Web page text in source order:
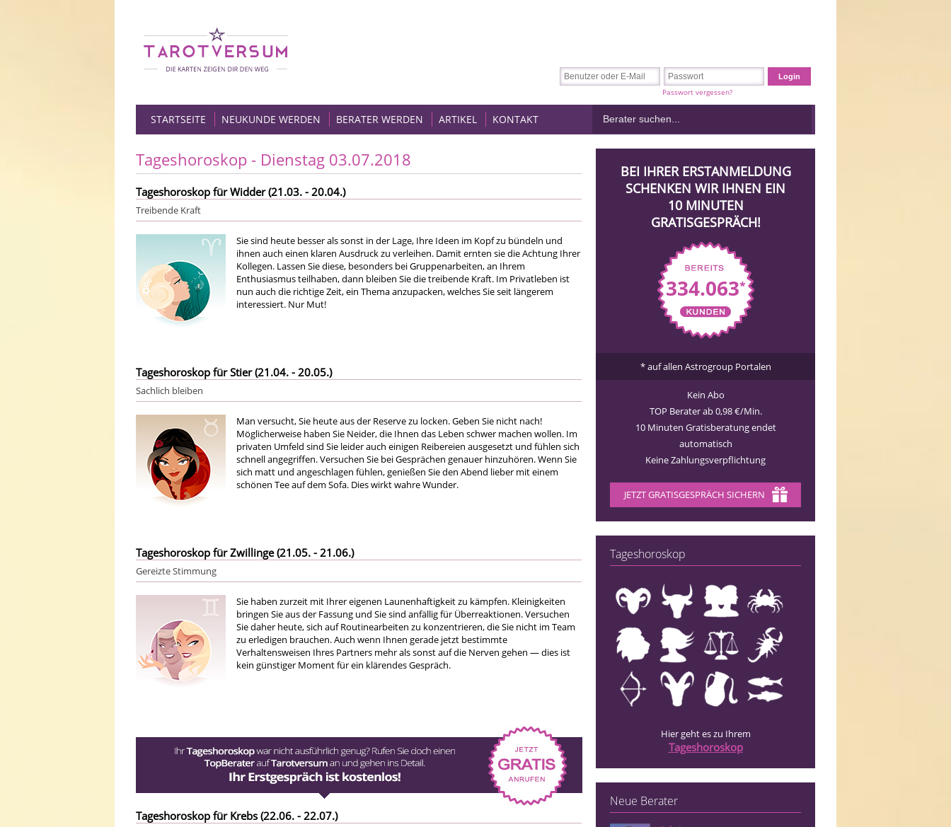
Passwort vergessen?
STARTSEITE NEUKUNDE WERDEN BERATER WERDEN ARTIKEL KONTAKT
BEI IHRER ERSTANMELDUNG
SCHENKEN WIR IHNEN EIN
10 MINUTEN
GRATISGESPRÄCH!
334.063*
* auf allen Astrogroup Portalen
Kein Abo
TOP Berater ab 0,98 €/Min.
10 Minuten Gratisberatung endet
automatisch
Keine Zahlungsverpflichtung
JETZT GRATISGESPRÄCH SICHERN
Tageshoroskop
Hier geht es zu Ihrem
Tageshoroskop
Neue Berater
Tageshoroskop - Dienstag 03.07.2018
Tageshoroskop für Widder (21.03. - 20.04.)
Treibende Kraft
Sie sind heute besser als sonst in der Lage, Ihre Ideen im Kopf zu bündeln und
ihnen auch einen klaren Ausdruck zu verleihen. Damit ernten sie die Achtung Ihrer
Kollegen. Lassen Sie diese, besonders bei Gruppenarbeiten, an Ihrem
Enthusiasmus teilhaben, dann bleiben Sie die treibende Kraft. Im Privatleben ist
nun auch die richtige Zeit, ein Thema anzupacken, welches Sie seit längerem
interessiert. Nur Mut!
Tageshoroskop für Stier (21.04. - 20.05.)
Sachlich bleiben
Man versucht, Sie heute aus der Reserve zu locken. Geben Sie nicht nach!
Möglicherweise haben Sie Neider, die Ihnen das Leben schwer machen wollen. Im
privaten Umfeld sind Sie leider auch einigen Reibereien ausgesetzt und fühlen sich
schnell angegriffen. Versuchen Sie bei Gesprächen genauer hinzuhören. Wenn Sie
sich matt und angeschlagen fühlen, genießen Sie den Abend lieber mit einem
schönen Tee auf dem Sofa. Dies wirkt wahre Wunder.
Tageshoroskop für Zwillinge (21.05. - 21.06.)
Gereizte Stimmung
Sie haben zurzeit mit Ihrer eigenen Launenhaftigkeit zu kämpfen. Kleinigkeiten
bringen Sie aus der Fassung und Sie sind anfällig für Überreaktionen. Versuchen
Sie daher heute, sich auf Routinearbeiten zu konzentrieren, die Sie nicht im Team
zu erledigen brauchen. Auch wenn Ihnen gerade jetzt bestimmte
Verhaltensweisen Ihres Partners mehr als sonst auf die Nerven gehen — dies ist
kein günstiger Moment für ein klärendes Gespräch.
Tageshoroskop für Krebs (22.06. - 22.07.)